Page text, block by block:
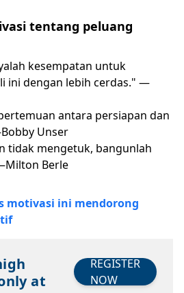
tentang peluang
kesempatan untuk
ini dengan lebih cerdas." —
antara persiapan dan
Unser
tidak mengetuk, bangunlah
Berle
motivasi ini mendorong
at
REGISTER
NOW